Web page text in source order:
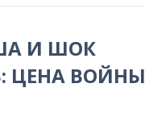
И ШОК
ЦЕНА ВОЙНЫ